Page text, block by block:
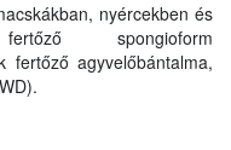
nyércekben és
spongioform
fertőző agyvelőbántalma,